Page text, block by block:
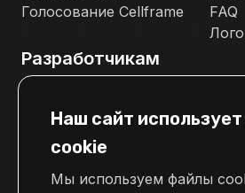
Голосование Cellframe
FAQ
Разработчикам
Телеграм канал для
Свяжитесь с нами
Наш сайт
cookie
Мы используем файлы